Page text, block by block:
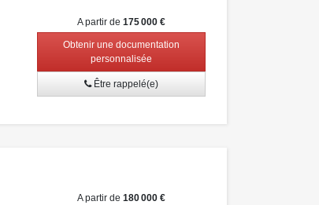
A partir de175 000 €
Obtenir une documentation
personnalisée
Être rappelé(e)
A partir de180 000 €